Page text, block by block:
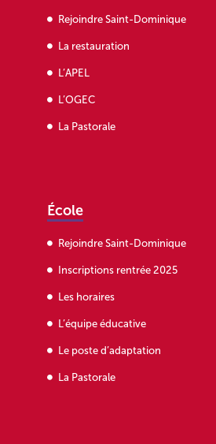
Rejoindre Saint-Dominique
La restauration
L’APEL
L’OGEC
La Pastorale
École
Rejoindre Saint-Dominique
Inscriptions rentrée 2025
Les horaires
L’équipe éducative
Le poste d’adaptation
La Pastorale